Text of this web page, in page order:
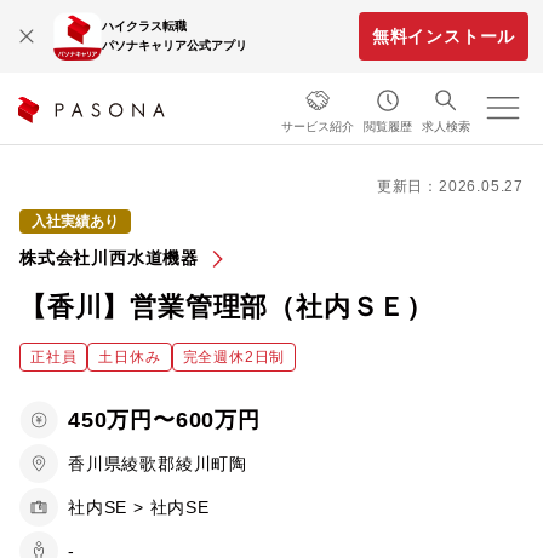
ハイクラス転職
パソナキャリア公式アプリ
無料インストール
サービス紹介 閲覧履歴 求人検索
更新日：2026.05.27
入社実績あり
株式会社川西水道機器
【香川】営業管理部（社内ＳＥ）
正社員 土日休み 完全週休2日制
450万円〜600万円
香川県綾歌郡綾川町陶
社内SE > 社内SE
-